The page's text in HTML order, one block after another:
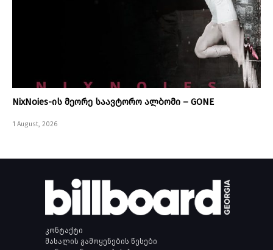
NixNoies-ის მეორე საავტორო ალბომი – GONE
1 August, 2026
კონტაქტი
მასალის გამოყენების წესები